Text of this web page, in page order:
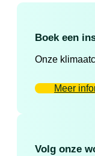
Boek een
Onze
Meer
Volg onze